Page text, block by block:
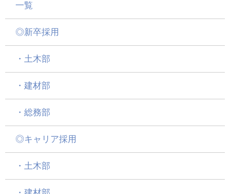
一覧
◎新卒採用
・土木部
・建材部
・総務部
◎キャリア採用
・土木部